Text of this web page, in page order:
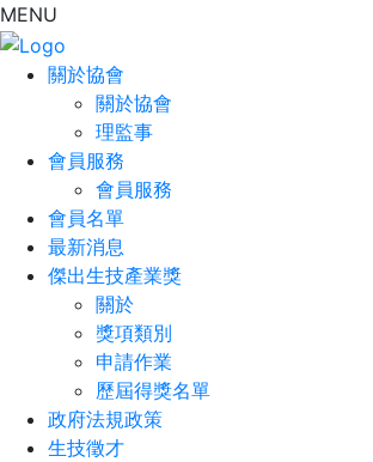
MENU
關於協會
關於協會
理監事
會員服務
會員服務
會員名單
最新消息
傑出生技產業獎
關於
獎項類別
申請作業
歷屆得獎名單
政府法規政策
生技徵才